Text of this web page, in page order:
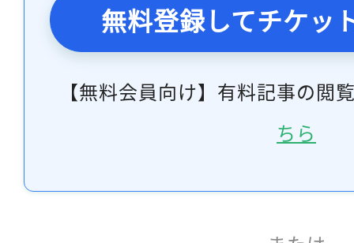
無料登録してチケッ
【無料会員向け】有料記事の閲
ちら